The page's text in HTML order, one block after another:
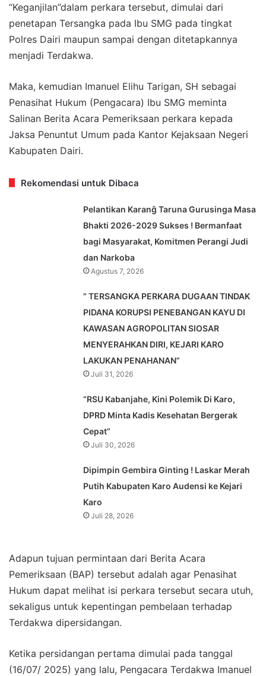
“Keganjilan”dalam perkara tersebut, dimulai dari
penetapan Tersangka pada Ibu SMG pada tingkat
Polres Dairi maupun sampai dengan ditetapkannya
menjadi Terdakwa.
Maka, kemudian Imanuel Elihu Tarigan, SH sebagai
Penasihat Hukum (Pengacara) Ibu SMG meminta
Salinan Berita Acara Pemeriksaan perkara kepada
Jaksa Penuntut Umum pada Kantor Kejaksaan Negeri
Kabupaten Dairi.
Rekomendasi untuk Dibaca
Pelantikan Karanĝ Taruna Gurusinga Masa
Bhakti 2026-2029 Sukses ! Bermanfaat
bagi Masyarakat, Komitmen Perangi Judi
dan Narkoba
Agustus 7, 2026
” TERSANGKA PERKARA DUGAAN TINDAK
PIDANA KORUPSI PENEBANGAN KAYU DI
KAWASAN AGROPOLITAN SIOSAR
MENYERAHKAN DIRI, KEJARI KARO
LAKUKAN PENAHANAN”
Juli 31, 2026
“RSU Kabanjahe, Kini Polemik Di Karo,
DPRD Minta Kadis Kesehatan Bergerak
Cepat”
Juli 30, 2026
Dipimpin Gembira Ginting ! Laskar Merah
Putih Kabupaten Karo Audensi ke Kejari
Karo
Juli 28, 2026
Adapun tujuan permintaan dari Berita Acara
Pemeriksaan (BAP) tersebut adalah agar Penasihat
Hukum dapat melihat isi perkara tersebut secara utuh,
sekaligus untuk kepentingan pembelaan terhadap
Terdakwa dipersidangan.
Ketika persidangan pertama dimulai pada tanggal
(16/07/ 2025) yang lalu, Pengacara Terdakwa Imanuel